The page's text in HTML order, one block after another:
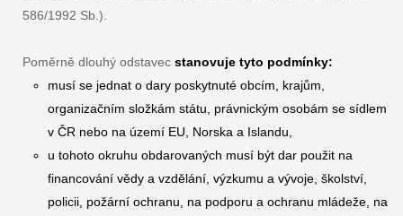
586/1992 Sb.).
Poměrně dlouhý odstavec stanovuje tyto podmínky:
musí se jednat o dary poskytnuté obcím, krajům,
organizačním složkám státu, právnickým osobám se sídlem
v ČR nebo na území EU, Norska a Islandu,
u tohoto okruhu obdarovaných musí být dar použit na
financování vědy a vzdělání, výzkumu a vývoje, školství,
policii, požární ochranu, na podporu a ochranu mládeže, na